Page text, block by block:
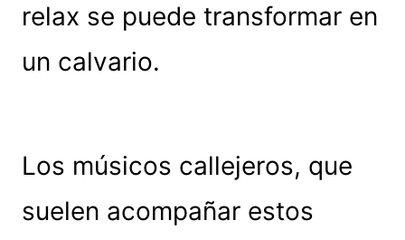
relax se puede transformar en
un calvario.
Los músicos callejeros, que
suelen acompañar estos